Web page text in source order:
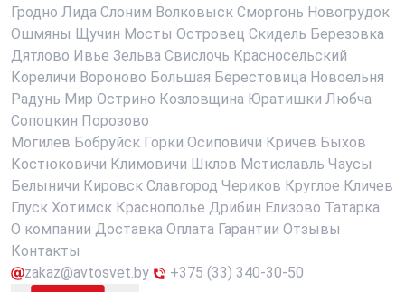
Гродно Лида Слоним Волковыск Сморгонь Новогрудок
Ошмяны Щучин Мосты Островец Скидель Березовка
Дятлово Ивье Зельва Свислочь Красносельский
Кореличи Вороново Большая Берестовица Новоельня
Радунь Мир Острино Козловщина Юратишки Любча
Сопоцкин Порозово
Могилев Бобруйск Горки Осиповичи Кричев Быхов
Костюковичи Климовичи Шклов Мстиславль Чаусы
Белыничи Кировск Славгород Чериков Круглое Кличев
Глуск Хотимск Краснополье Дрибин Елизово Татарка
О компании Доставка Оплата Гарантии Отзывы
Контакты
zakaz@avtosvet.by
+375 (33) 340-30-50